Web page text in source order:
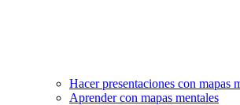
Hacer presentaciones con mapas
Aprender con mapas mentales